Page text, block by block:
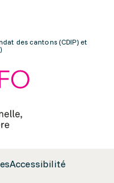
des cantons (CDIP) et
Accessibilité